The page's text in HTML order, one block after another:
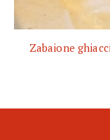
Zabaione